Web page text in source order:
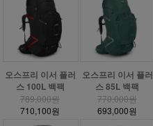
오스프리 이서 플러
스 100L 백팩
789,000원
710,100원
오스프리 이서 플러
스 85L 백팩
770,000원
693,000원